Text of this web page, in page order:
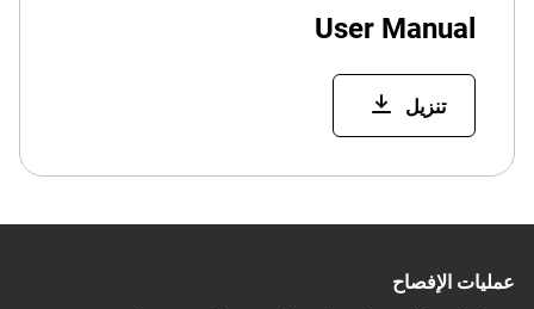
User Manual
تنزيل
عمليات الإفصاح